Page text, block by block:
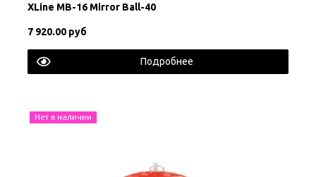
XLine MB-16 Mirror Ball-40
7 920.00 руб
Подробнее
Нет в наличии